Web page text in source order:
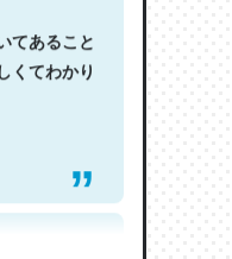
あること
くてわかり